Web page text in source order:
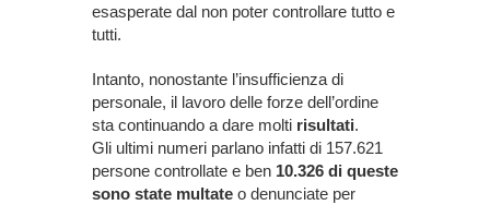
esasperate dal non poter controllare tutto e
tutti.
Intanto, nonostante l’insufficienza di
personale, il lavoro delle forze dell’ordine
sta continuando a dare molti risultati.
Gli ultimi numeri parlano infatti di 157.621
persone controllate e ben 10.326 di queste
sono state multate o denunciate per